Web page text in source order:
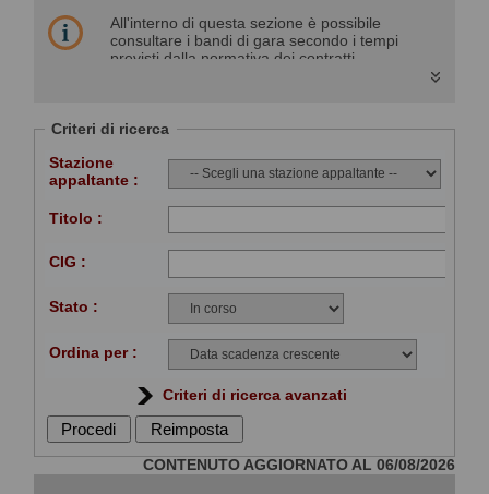
All'interno di questa sezione è possibile
consultare i bandi di gara secondo i tempi
previsti dalla normativa dei contratti.
Criteri di ricerca
Stazione
appaltante :
Titolo :
CIG :
Stato :
Ordina per :
Criteri di ricerca avanzati
CONTENUTO AGGIORNATO AL 06/08/2026